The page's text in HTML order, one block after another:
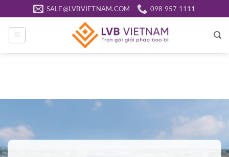
qua
nội
dung
SALE@LVBVIETNAM.COM 098 957 1111